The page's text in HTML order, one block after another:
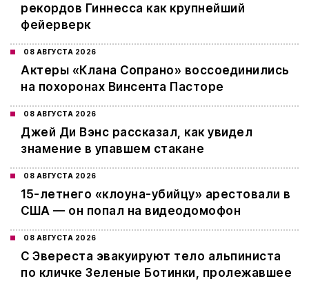
рекордов Гиннесса как крупнейший
фейерверк
08 АВГУСТА 2026
Актеры «Клана Сопрано» воссоединились
на похоронах Винсента Пасторе
08 АВГУСТА 2026
Джей Ди Вэнс рассказал, как увидел
знамение в упавшем стакане
08 АВГУСТА 2026
15-летнего «клоуна-убийцу» арестовали в
США — он попал на видеодомофон
08 АВГУСТА 2026
С Эвереста эвакуируют тело альпиниста
по кличке Зеленые Ботинки, пролежавшее